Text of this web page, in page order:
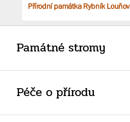
Přírodní památka Rybník Louňov
Památné stromy
Péče o přírodu